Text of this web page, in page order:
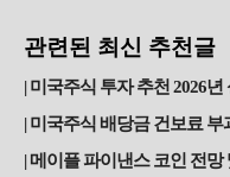
관련된 최신 추천글
미국주식 투자 추천 2026
미국주식 배당금 건보료 부
메이플 파이낸스 코인 전망